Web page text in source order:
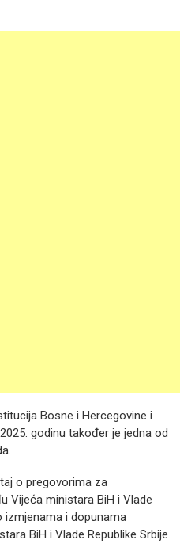
Bosne i Hercegovine i
godinu također je jedna od
o pregovorima za
Vijeća ministara BiH i Vlade
izmjenama i dopunama
BiH i Vlade Republike Srbije